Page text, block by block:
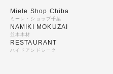
Miele Shop Chiba
ミーレ・ショップ千葉
NAMIKI MOKUZAI
並木木材
RESTAURANT
ハイドアンドシーク